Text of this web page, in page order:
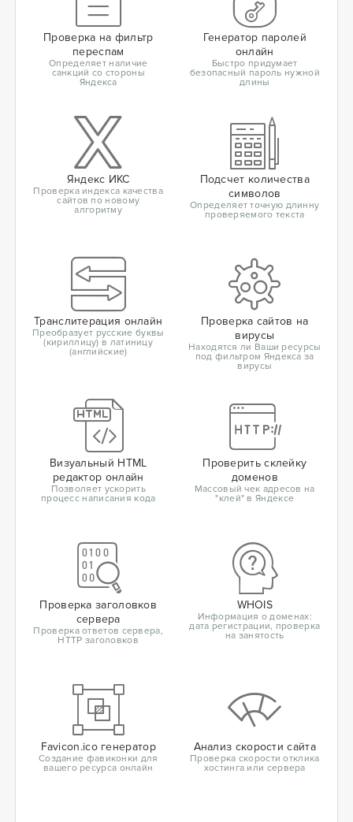
Проверка на фильтр
переспам
Определяет наличие
санкций со стороны
Яндекса
Генератор паролей
онлайн
Быстро придумает
безопасный пароль нужной
длины
Яндекс ИКС
Проверка индекса качества
сайтов по новому
алгоритму
Подсчет количества
символов
Определяет точную длинну
проверяемого текста
Транслитерация онлайн
Преобразует русские буквы
(кириллицу) в латиницу
(английские)
Проверка сайтов на
вирусы
Находятся ли Ваши ресурсы
под фильтром Яндекса за
вирусы
Визуальный HTML
редактор онлайн
Позволяет ускорить
процесс написания кода
Проверить склейку
доменов
Массовый чек адресов на
"клей" в Яндексе
Проверка заголовков
сервера
Проверка ответов сервера,
HTTP заголовков
WHOIS
Информация о доменах:
дата регистрации, проверка
на занятость
Favicon.ico генератор
Создание фавиконки для
вашего ресурса онлайн
Анализ скорости сайта
Проверка скорости отклика
хостинга или сервера